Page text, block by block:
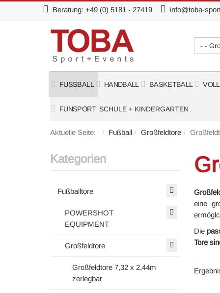
Beratung: +49 (0) 5181 - 27419 info@toba-
- -
FUSSBALL HANDBALL BASKETBALL
FUNSPORT SCHULE + KINDERGARTEN
Aktuelle Seite: Fußball Großfeldtore
eine
Die
Tore
Kategorien
Fußballtore
POWERSHOT
EQUIPMENT
Großfeldtore
Großfeldtore 7,32 x 2,44m
zerlegbar